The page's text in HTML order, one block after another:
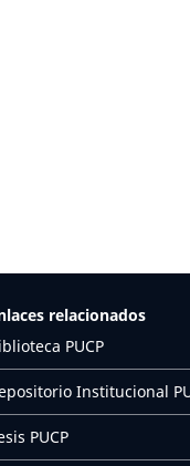
relacionados
PUCP
Institucional
PUCP